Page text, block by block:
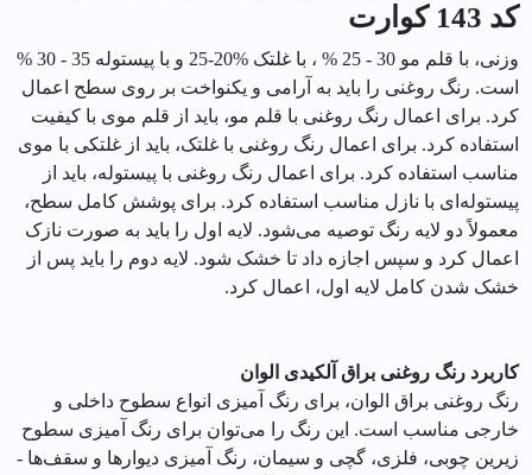
کد 143 كوارت
وزنی، با قلم مو 30 - 25 % ، با غلتک %20-25 و با پیستوله 35 - 30 %
است. رنگ روغنی را باید به آرامی و یکنواخت بر روی سطح اعمال
کرد. برای اعمال رنگ روغنی با قلم مو، باید از قلم موی با کیفیت
استفاده کرد. برای اعمال رنگ روغنی با غلتک، باید از غلتکی با موی
مناسب استفاده کرد. برای اعمال رنگ روغنی با پیستوله، باید از
پیستوله‌ای با نازل مناسب استفاده کرد. برای پوشش کامل سطح،
معمولاً دو لایه رنگ توصیه می‌شود. لایه اول را باید به صورت نازک
اعمال کرد و سپس اجازه داد تا خشک شود. لایه دوم را باید پس از
خشک شدن کامل لایه اول، اعمال کرد.
کاربرد رنگ روغنی براق آلکیدی الوان
رنگ روغنی براق الوان، برای رنگ آمیزی انواع سطوح داخلی و
خارجی مناسب است. این رنگ را می‌توان برای رنگ آمیزی سطوح
زیرین چوبی، فلزی، گچی و سیمان، رنگ آمیزی دیوارها و سقف‌ها -